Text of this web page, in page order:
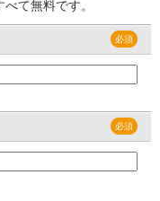
て無料です。